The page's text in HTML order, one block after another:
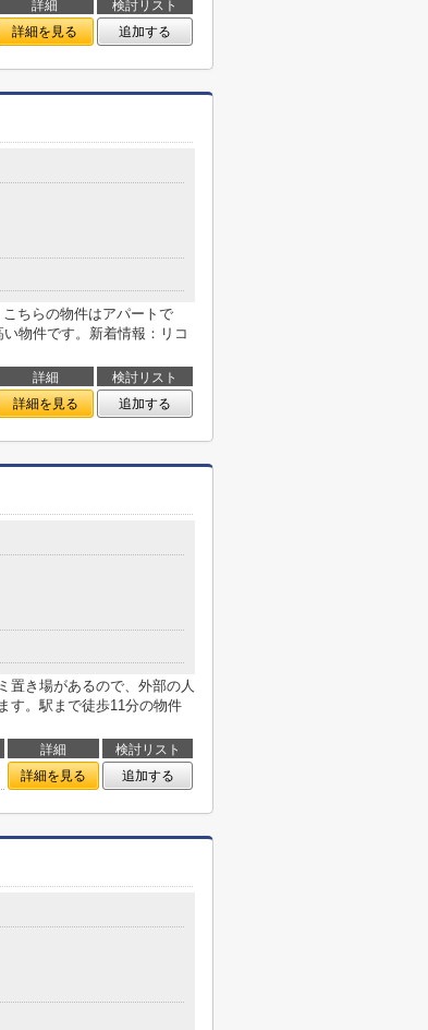
詳細
検討リスト
詳細を見る 追加する
ちらの物件はアパートで
物件です。新着情報：リコ
詳細
検討リスト
詳細を見る 追加する
置き場があるので、外部の人
す。駅まで徒歩11分の物件
詳細
検討リスト
詳細を見る 追加する